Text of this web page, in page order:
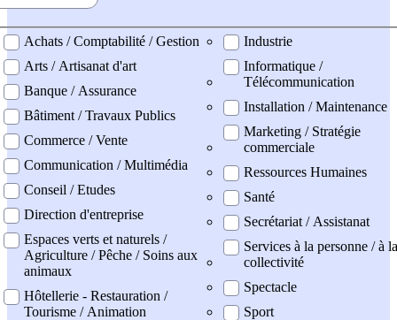
professionel
Achats / Comptabilité / Gestion
Arts / Artisanat d'art
Banque / Assurance
Bâtiment / Travaux Publics
Commerce / Vente
Communication / Multimédia
Conseil / Etudes
Direction d'entreprise
Espaces verts et naturels /
Agriculture / Pêche / Soins aux
animaux
Hôtellerie - Restauration /
Tourisme / Animation
Industrie
Informatique /
Télécommunication
Installation / Maintenance
Marketing / Stratégie
commerciale
Ressources Humaines
Santé
Secrétariat / Assistanat
Services à la personne / à la
collectivité
Spectacle
Sport